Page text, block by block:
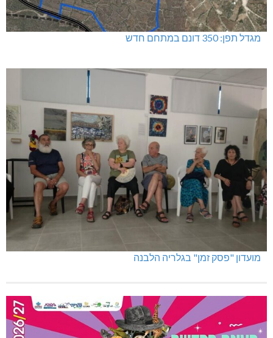
מגדל תפן: 350 דונם במתחם חדש
מועדון "פסק זמן" בגלריה הלבנה